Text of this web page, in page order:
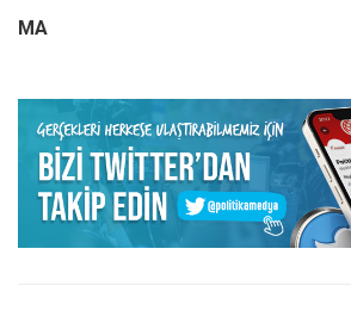
MA